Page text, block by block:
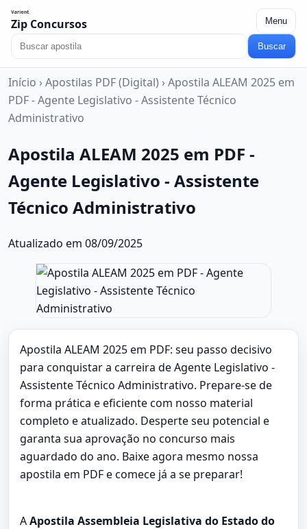
Zip Concursos Menu
Buscar
Início › Apostilas PDF (Digital) › Apostila ALEAM 2025 em
PDF - Agente Legislativo - Assistente Técnico
Administrativo
Apostila ALEAM 2025 em PDF -
Agente Legislativo - Assistente
Técnico Administrativo
Atualizado em 08/09/2025
Apostila ALEAM 2025 em PDF: seu passo decisivo
para conquistar a carreira de Agente Legislativo -
Assistente Técnico Administrativo. Prepare-se de
forma prática e eficiente com nosso material
completo e atualizado. Desperte seu potencial e
garanta sua aprovação no concurso mais
aguardado do ano. Baixe agora mesmo nossa
apostila em PDF e comece já a se preparar!
AApostila Assembleia Legislativa do Estado do